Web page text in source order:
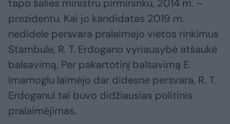
tapo šalies ministru pirmininku, 2014 m. –
prezidentu. Kai jo kandidatas 2019 m.
nedidele persvara pralaimėjo vietos rinkimus
Stambule, R. T. Erdogano vyriausybė atšaukė
balsavimą. Per pakartotinį balsavimą E.
Imamoglu laimėjo dar didesne persvara, R. T.
Erdoganui tai buvo didžiausias politinis
pralaimėjimas.